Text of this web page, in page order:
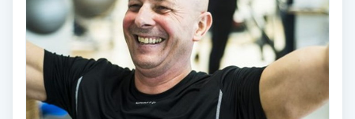
IPL
IPL hårborttagning